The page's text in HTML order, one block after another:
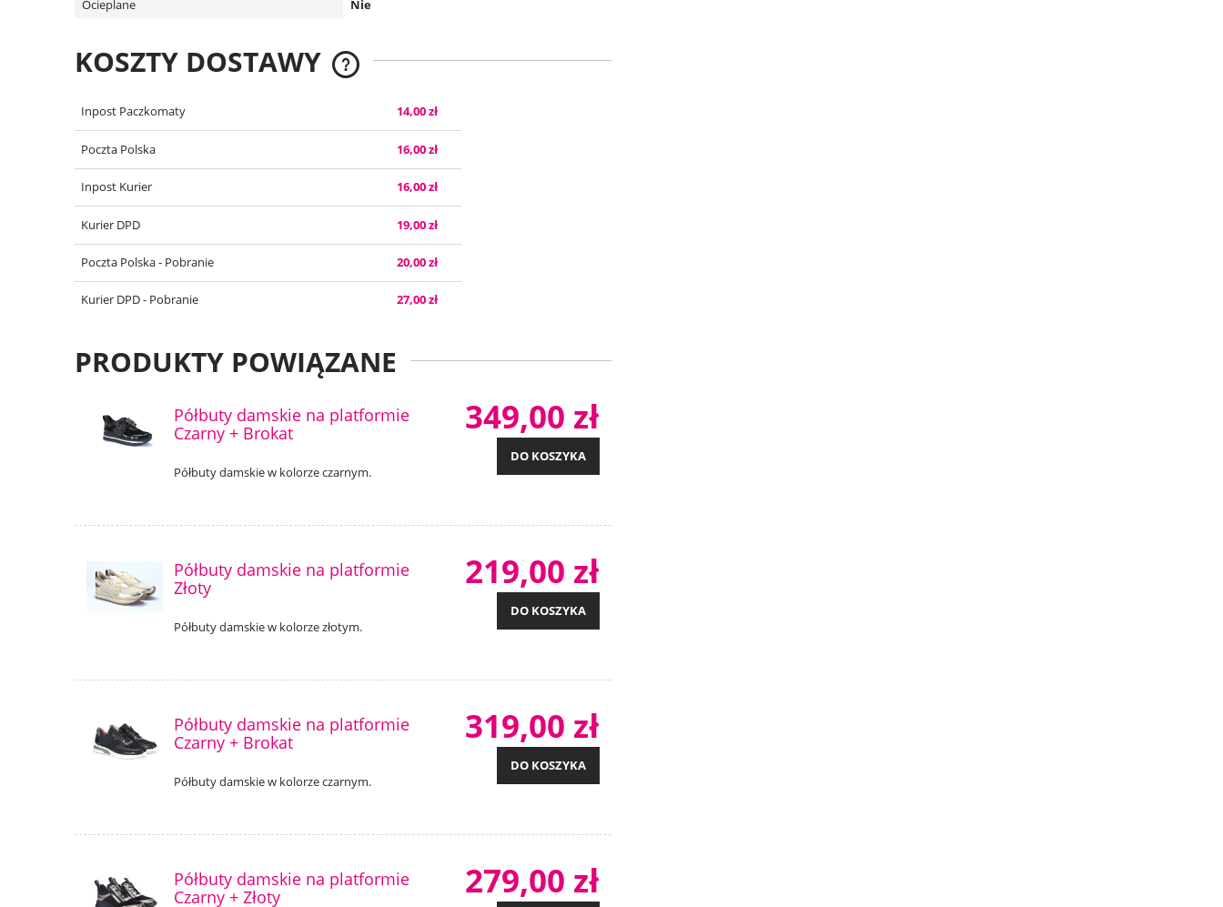
Ocieplane
Nie
KOSZTY DOSTAWY
CENA NIE ZAWIERA EWENTUALNYCH
KOSZTÓW PŁATNOŚCI
Inpost Paczkomaty 14,00 zł
Poczta Polska 16,00 zł
Inpost Kurier 16,00 zł
Kurier DPD 19,00 zł
Poczta Polska - Pobranie 20,00 zł
Kurier DPD - Pobranie 27,00 zł
PRODUKTY POWIĄZANE
Półbuty damskie na platformie
Czarny + Brokat
Półbuty damskie w kolorze czarnym.
349,00 zł
DO KOSZYKA
Półbuty damskie na platformie
Złoty
Półbuty damskie w kolorze złotym.
219,00 zł
DO KOSZYKA
Półbuty damskie na platformie
Czarny + Brokat
Półbuty damskie w kolorze czarnym.
319,00 zł
DO KOSZYKA
Półbuty damskie na platformie
Czarny + Złoty
279,00 zł